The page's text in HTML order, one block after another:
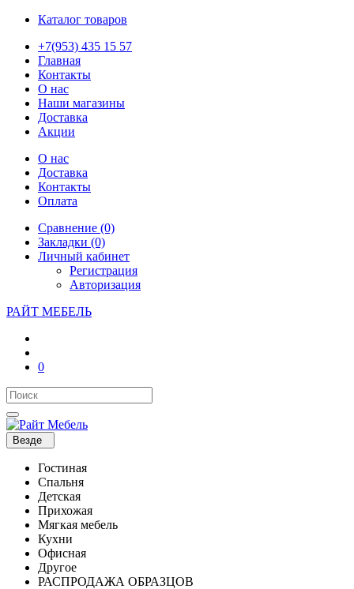
Каталог товаров
+7(953) 435 15 57
Главная
Контакты
О нас
Наши магазины
Доставка
Акции
О нас
Доставка
Контакты
Оплата
Сравнение (0)
Закладки (0)
Личный кабинет
Регистрация
Авторизация
РАЙТ МЕБЕЛЬ
0
Везде
Гостиная
Спальня
Детская
Прихожая
Мягкая мебель
Кухни
Офисная
Другое
РАСПРОДАЖА ОБРАЗЦОВ